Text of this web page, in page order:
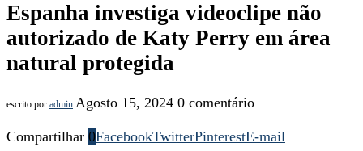
Espanha investiga videoclipe não
autorizado de Katy Perry em área
natural protegida
escrito por admin Agosto 15, 2024 0 comentário
Compartilhar 0FacebookTwitterPinterestE-mail